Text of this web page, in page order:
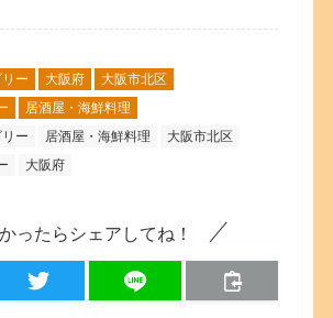
ー 大阪府
大阪市北区
居酒屋・海鮮料理
ー
居酒屋・海鮮料理
大阪市北区
大阪府
ったらシェアしてね！